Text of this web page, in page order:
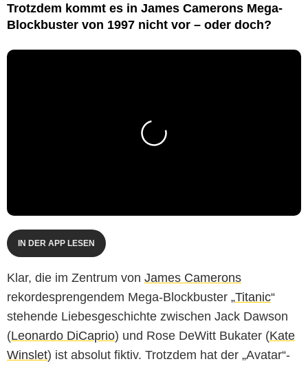
Trotzdem kommt es in James Camerons Mega-
Blockbuster von 1997 nicht vor – oder doch?
IN DER APP LESEN
Klar, die im Zentrum von James Camerons
rekordesprengendem Mega-Blockbuster „Titanic“
stehende Liebesgeschichte zwischen Jack Dawson
(Leonardo DiCaprio) und Rose DeWitt Bukater (Kate
Winslet) ist absolut fiktiv. Trotzdem hat der „Avatar“-